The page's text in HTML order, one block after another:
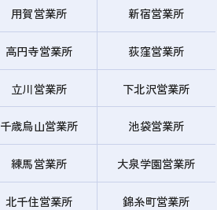
用賀営業所 新宿営業所
高円寺営業所 荻窪営業所
立川営業所 下北沢営業所
千歳烏山営業所 池袋営業所
練馬営業所 大泉学園営業所
北千住営業所 錦糸町営業所